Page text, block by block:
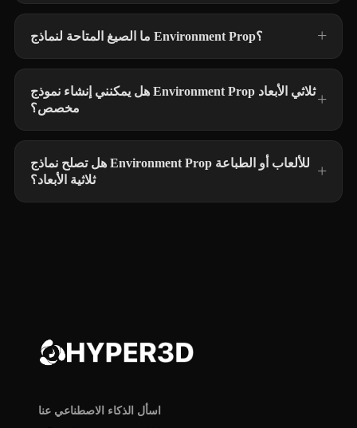
ما الصيغ المتاحة لنماذج Environment Prop؟
هل يمكنني إنشاء نموذج Environment Prop ثلاثي الأبعاد
مخصص؟
هل تصلح نماذج Environment Prop للألعاب أو الطباعة
ثلاثية الأبعاد؟
اسأل الذكاء الاصطناعي عنا